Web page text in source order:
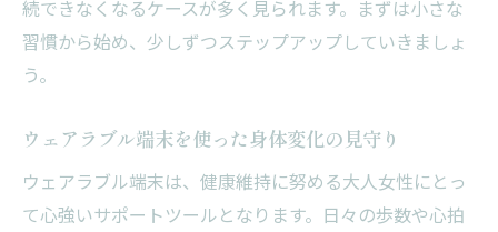
続できなくなるケースが多く見られます。まずは小さな
習慣から始め、少しずつステップアップしていきましょ
う。
ウェアラブル端末を使った身体変化の見守り
ウェアラブル端末は、健康維持に努める大人女性にとっ
て心強いサポートツールとなります。日々の歩数や心拍